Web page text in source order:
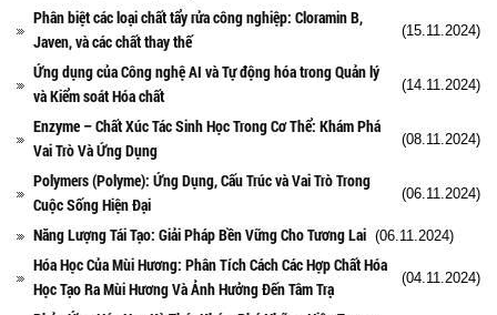
Phân biệt các loại chất tẩy rửa công nghiệp: Cloramin B,
Javen, và các chất thay thế
(15.11.2024)
Ứng dụng của Công nghệ AI và Tự động hóa trong Quản lý
và Kiểm soát Hóa chất
(14.11.2024)
Enzyme – Chất Xúc Tác Sinh Học Trong Cơ Thể: Khám Phá
Vai Trò Và Ứng Dụng
(08.11.2024)
Polymers (Polyme): Ứng Dụng, Cấu Trúc và Vai Trò Trong
Cuộc Sống Hiện Đại
(06.11.2024)
Năng Lượng Tái Tạo: Giải Pháp Bền Vững Cho Tương Lai (06.11.2024)
Hóa Học Của Mùi Hương: Phân Tích Cách Các Hợp Chất Hóa
Học Tạo Ra Mùi Hương Và Ảnh Hưởng Đến Tâm Trạ
(04.11.2024)